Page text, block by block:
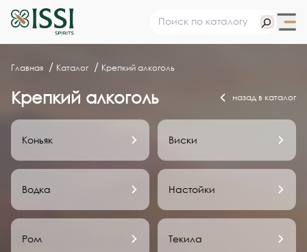
Главная Каталог Крепкий алкоголь
Крепкий алкоголь назад в каталог
Коньяк Виски
Водка Настойки
Ром Текила